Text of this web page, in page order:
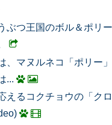
ぶつ王国のボル＆ポリ
、マヌルネコ「ポリー
...
えるコクチョウの「ク